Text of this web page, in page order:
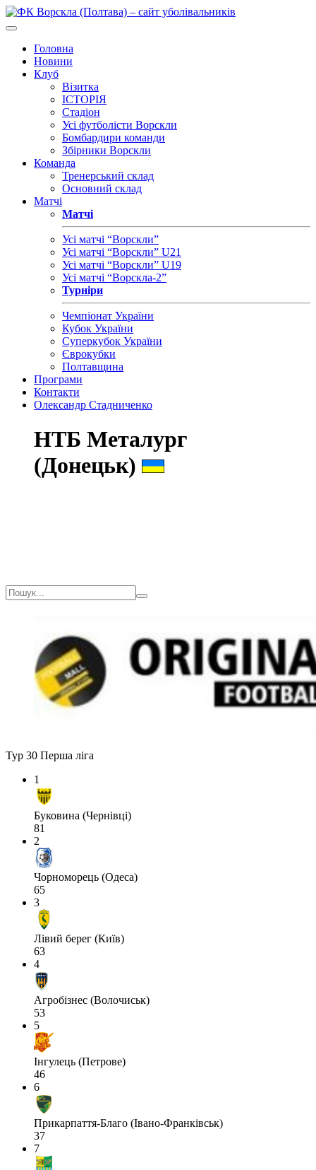
Головна
Новини
Клуб
Візитка
ІСТОРІЯ
Стадіон
Усі футболісти Ворскли
Бомбардири команди
Збірники Ворскли
Команда
Тренерський склад
Основний склад
Матчі
Матчі
Усі матчі “Ворскли”
Усі матчі “Ворскли” U21
Усі матчі “Ворскли” U19
Усі матчі “Ворскла-2”
Турніри
Чемпіонат України
Кубок України
Суперкубок України
Єврокубки
Полтавщина
Програми
Контакти
Олександр Стадниченко
НТБ Металург
(Донецьк)
Тур 30 Перша ліга
1
Буковина (Чернівці)
81
2
Чорноморець (Одеса)
65
3
Лівий берег (Київ)
63
4
Агробізнес (Волочиськ)
53
5
Інгулець (Петрове)
46
6
Прикарпаття-Благо (Івано-Франківськ)
37
7